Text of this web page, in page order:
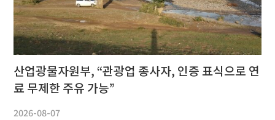
산업광물자원부, “관광업 종사자, 인증 표식으로 연
료 무제한 주유 가능”
2026-08-07